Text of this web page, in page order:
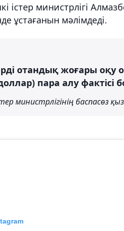
істер министрлігі
ұстағанын мәлімдеді.
отандық жоғары
пара алу
министрлігінің баспасөз